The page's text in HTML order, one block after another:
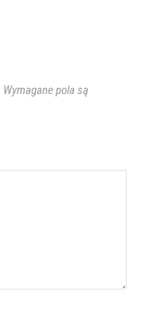
Wymagane pola są